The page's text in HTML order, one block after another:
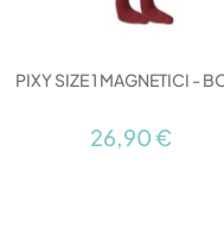
PIXY SIZE 1 MAGNETICI -
26,90 €